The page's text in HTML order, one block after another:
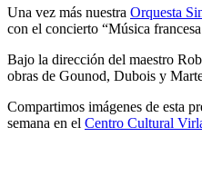
Una vez más nuestra Orquesta
con el concierto “Música
Bajo la dirección del maestro
obras de Gounod, Dubois y
Compartimos imágenes de esta
semana en el Centro Cultural